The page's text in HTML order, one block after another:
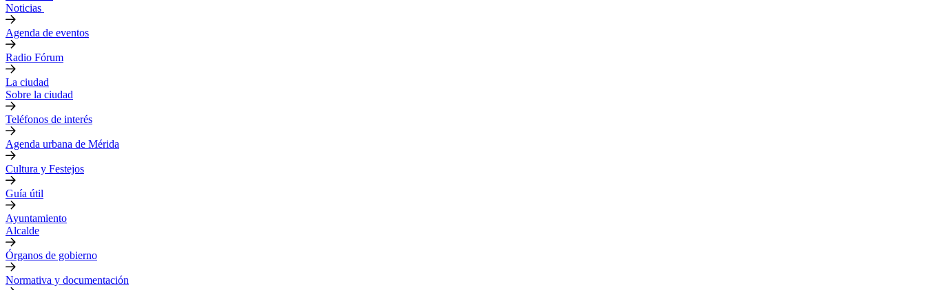
Noticias
Agenda de eventos
Radio Fórum
La ciudad
Sobre la ciudad
Teléfonos de interés
Agenda urbana de Mérida
Cultura y Festejos
Guía útil
Ayuntamiento
Alcalde
Órganos de gobierno
Normativa y documentación